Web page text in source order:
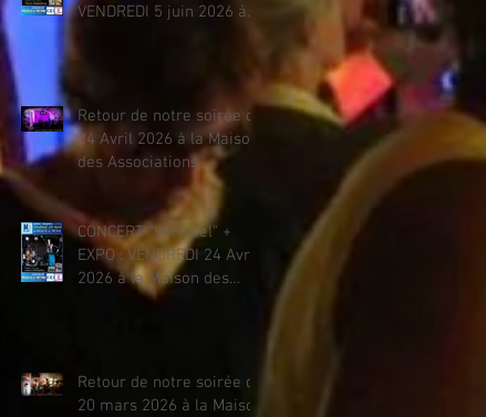
VENDREDI 5 juin 2026 à
Retour de notre soirée du
24 Avril 2026 à la Maison
des Associations
CONCERT "Vert·ciel" +
EXPO : VENDREDI 24 Avril
2026 à la Maison des
Associations
Retour de notre soirée du
20 mars 2026 à la Maison